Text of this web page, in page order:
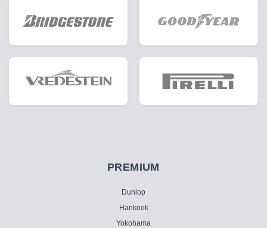
PREMIUM
Dunlop
Hankook
Yokohama